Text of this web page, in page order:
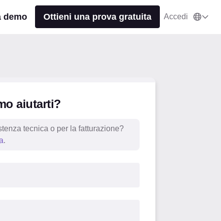
demo Ottieni una prova gratuita Accedi
aiutarti?
tecnica o per la fatturazione?
.